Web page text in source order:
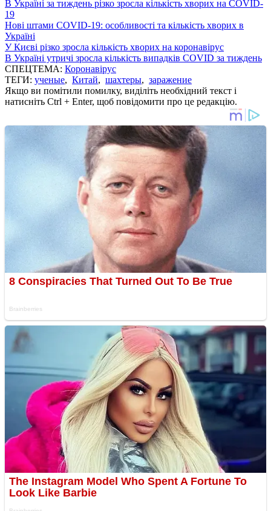
В Україні за тиждень різко зросла кількість хворих на COVID-
19
Нові штами COVID-19: особливості та кількість хворих в
Україні
У Києві різко зросла кількість хворих на коронавірус
В Україні утричі зросла кількість випадків COVID за тиждень
СПЕЦТЕМА: Коронавірус
ТЕГИ: ученые, Китай, шахтеры, заражение
Якщо ви помітили помилку, виділіть необхідний текст і
натисніть Ctrl + Enter, щоб повідомити про це редакцію.